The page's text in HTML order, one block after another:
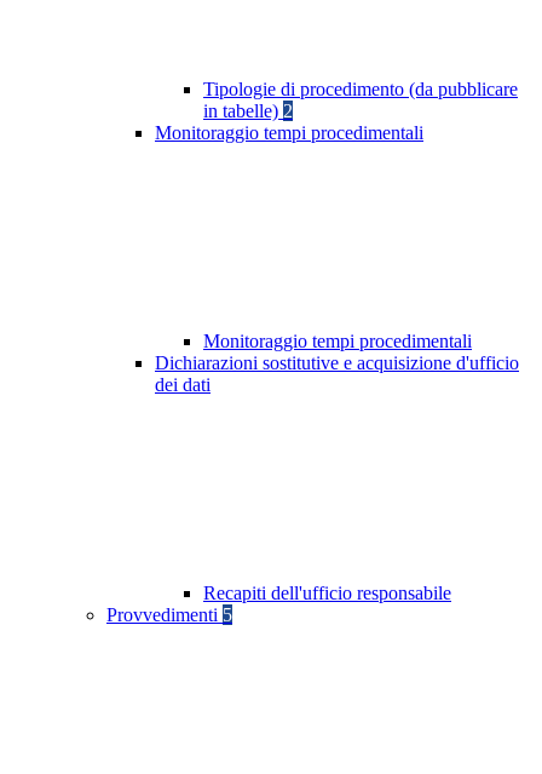
Tipologie di procedimento (da pubblicare
in tabelle) 2
Monitoraggio tempi procedimentali
Monitoraggio tempi procedimentali
Dichiarazioni sostitutive e acquisizione d'ufficio
dei dati
Recapiti dell'ufficio responsabile
Provvedimenti 5